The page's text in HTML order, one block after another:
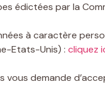
édictées par la
à caractère
Etats-Unis) : cliquez
vous demande